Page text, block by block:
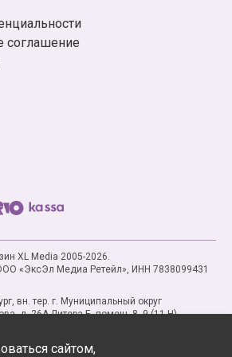
соглашение
XL Media 2005-2026.
«ЭксЭл Медиа Ретейл», ИНН 7838099431
вн. тер. г. Муниципальный округ
д. 26А Литера Б, помещ. 8, 9 (11-Н)
сайтом,